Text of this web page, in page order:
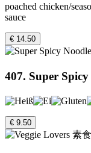
poached chicken/
sauce
€ 14.50
407. Super
€ 9.50